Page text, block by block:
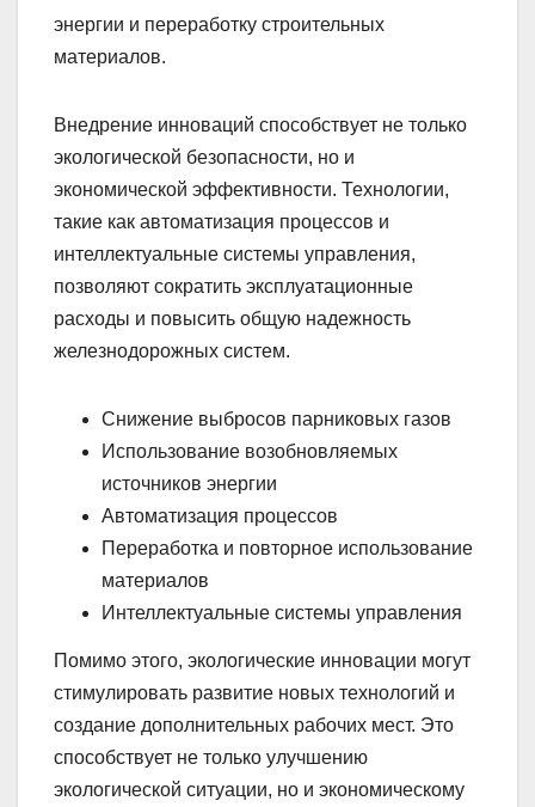
энергии и переработку строительных
материалов.
Внедрение инноваций способствует не только
экологической безопасности, но и
экономической эффективности. Технологии,
такие как автоматизация процессов и
интеллектуальные системы управления,
позволяют сократить эксплуатационные
расходы и повысить общую надежность
железнодорожных систем.
Снижение выбросов парниковых газов
Использование возобновляемых
источников энергии
Автоматизация процессов
Переработка и повторное использование
материалов
Интеллектуальные системы управления
Помимо этого, экологические инновации могут
стимулировать развитие новых технологий и
создание дополнительных рабочих мест. Это
способствует не только улучшению
экологической ситуации, но и экономическому